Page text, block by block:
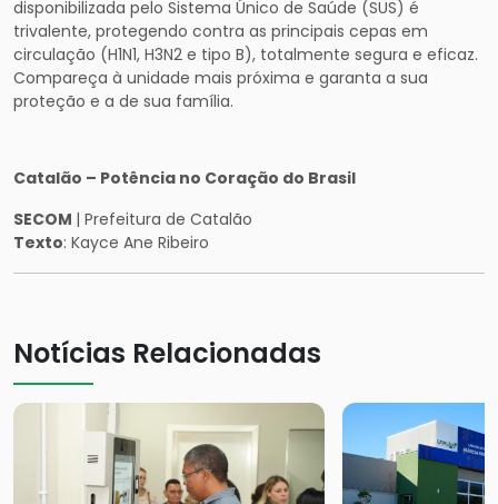
disponibilizada pelo Sistema Único de Saúde (SUS) é
trivalente, protegendo contra as principais cepas em
circulação (H1N1, H3N2 e tipo B), totalmente segura e eficaz.
Compareça à unidade mais próxima e garanta a sua
proteção e a de sua família.
Catalão – Potência no Coração do Brasil
SECOM | Prefeitura de Catalão
Texto: Kayce Ane Ribeiro
Notícias Relacionadas